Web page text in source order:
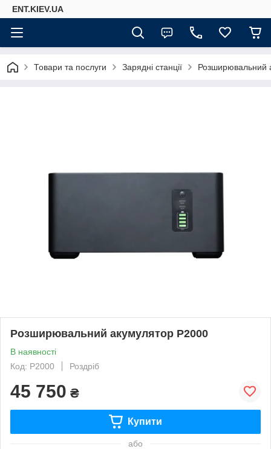
ENT.KIEV.UA
Товари та послуги Зарядні станції Розширювальний
Розширювальний акумулятор P2000
В наявності
Код: P2000
Роздріб
45 750 ₴
Купити
або